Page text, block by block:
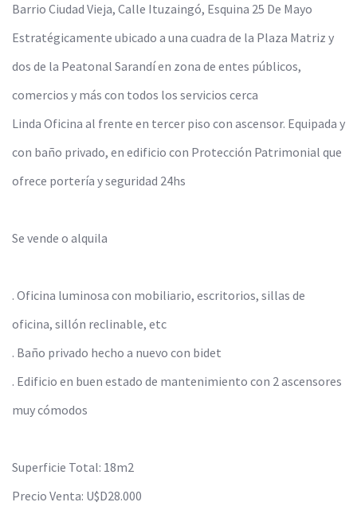
Barrio Ciudad Vieja, Calle Ituzaingó, Esquina 25 De Mayo
Estratégicamente ubicado a una cuadra de la Plaza Matriz y
dos de la Peatonal Sarandí en zona de entes públicos,
comercios y más con todos los servicios cerca
Linda Oficina al frente en tercer piso con ascensor. Equipada y
con baño privado, en edificio con Protección Patrimonial que
ofrece portería y seguridad 24hs
Se vende o alquila
. Oficina luminosa con mobiliario, escritorios, sillas de
oficina, sillón reclinable, etc
. Baño privado hecho a nuevo con bidet
. Edificio en buen estado de mantenimiento con 2 ascensores
muy cómodos
Superficie Total: 18m2
Precio Venta: U$D28.000